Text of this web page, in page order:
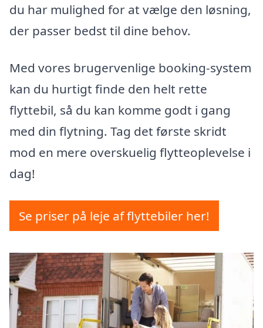
du har mulighed for at vælge den løsning,
der passer bedst til dine behov.
Med vores brugervenlige booking-system
kan du hurtigt finde den helt rette
flyttebil, så du kan komme godt i gang
med din flytning. Tag det første skridt
mod en mere overskuelig flytteoplevelse i
dag!
Se priser på leje af flyttebiler her!